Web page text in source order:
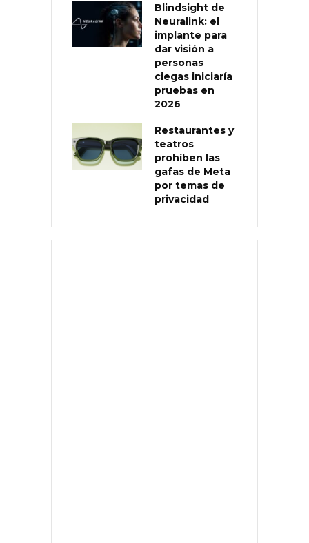
Blindsight de
Neuralink: el
implante para
dar visión a
personas
ciegas iniciaría
pruebas en
2026
Restaurantes y
teatros
prohíben las
gafas de Meta
por temas de
privacidad